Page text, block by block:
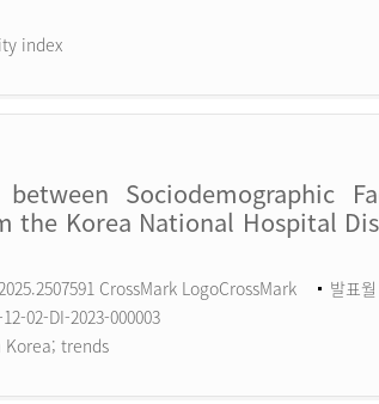
index
Sociodemographic
the Korea National Hospital
CrossMark LogoCrossMark
발표
02-DI-2023-000003
trends